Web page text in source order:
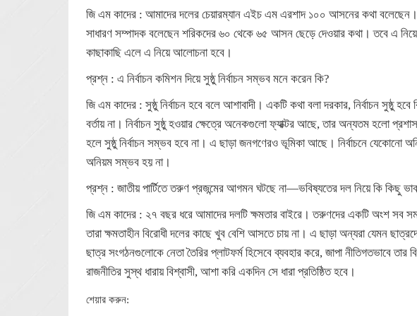
জি এম কাদের : আমাদের দলের চেয়ারম্যান এইচ এম এরশাদ ১০০ আসনের কথা
সাধারণ সম্পাদক বলেছেন শরিকদের ৬০ থেকে ৬৫ আসন ছেড়ে দেওয়ার কথা। তবে এ
কাছাকাছি এলে এ নিয়ে আলোচনা হবে।
প্রশ্ন : এ নির্বাচন কমিশন দিয়ে সুষ্ঠু নির্বাচন সম্ভব মনে করেন কি?
জি এম কাদের : সুষ্ঠু নির্বাচন হবে বলে আশাবাদী। একটি কথা বলা দরকার, নির্বাচন সুষ্ঠু
বর্তায় না। নির্বাচন সুষ্ঠু হওয়ার ক্ষেত্রে অনেকগুলো ফ্যাক্টর আছে, তার অন্যতম হলো
হলে সুষ্ঠু নির্বাচন সম্ভব হবে না। এ ছাড়া জনগণেরও ভূমিকা আছে। নির্বাচনে যেকোনো
অনিয়ম সম্ভব হয় না।
প্রশ্ন : জাতীয় পার্টিতে তরুণ প্রজন্মের আগমন ঘটছে না—ভবিষ্যতের দল নিয়ে কি কিছু
জি এম কাদের : ২৭ বছর ধরে আমাদের দলটি ক্ষমতার বাইরে। তরুণদের একটি অংশ সব
তারা ক্ষমতাহীন বিরোধী দলের কাছে খুব বেশি আসতে চায় না। এ ছাড়া অন্যরা যেমন
ছাত্র সংগঠনগুলোকে নেতা তৈরির প্লাটফর্ম হিসেবে ব্যবহার করে, জাপা নীতিগতভাবে
রাজনীতির সুস্থ ধারায় বিশ্বাসী, আশা করি একদিন সে ধারা প্রতিষ্ঠিত হবে।
শেয়ার করুন: